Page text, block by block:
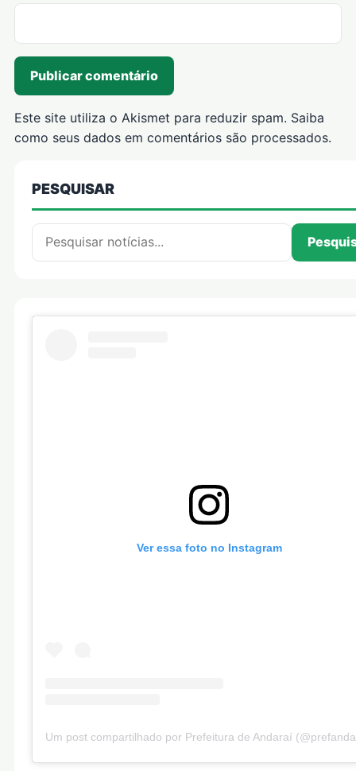
Este site utiliza o Akismet para reduzir spam. Saiba
como seus dados em comentários são processados.
PESQUISAR
Pesquisar por:
Ver essa foto no Instagram
Um post compartilhado por Prefeitura de Andaraí